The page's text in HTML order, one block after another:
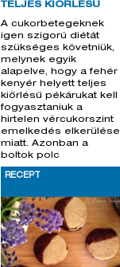
TELJES KIŐRLÉSŰ
A cukorbetegeknek
igen szigorú diétát
szükséges követniük,
melynek egyik
alapelve, hogy a fehér
kenyér helyett teljes
kiőrlésű pékárukat kell
fogyasztaniuk a
hirtelen vércukorszint
emelkedés elkerülése
miatt. Azonban a
boltok polc
RECEPT